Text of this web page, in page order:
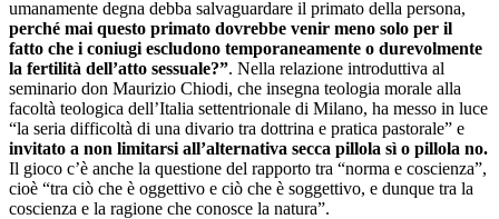
umanamente degna debba salvaguardare il primato della persona,
perché mai questo primato dovrebbe venir meno solo per il
fatto che i coniugi escludono temporaneamente o durevolmente
la fertilità dell’atto sessuale?”. Nella relazione introduttiva al
seminario don Maurizio Chiodi, che insegna teologia morale alla
facoltà teologica dell’Italia settentrionale di Milano, ha messo in luce
“la seria difficoltà di una divario tra dottrina e pratica pastorale” e
invitato a non limitarsi all’alternativa secca pillola sì o pillola no.
Il gioco c’è anche la questione del rapporto tra “norma e coscienza”,
cioè “tra ciò che è oggettivo e ciò che è soggettivo, e dunque tra la
coscienza e la ragione che conosce la natura”.